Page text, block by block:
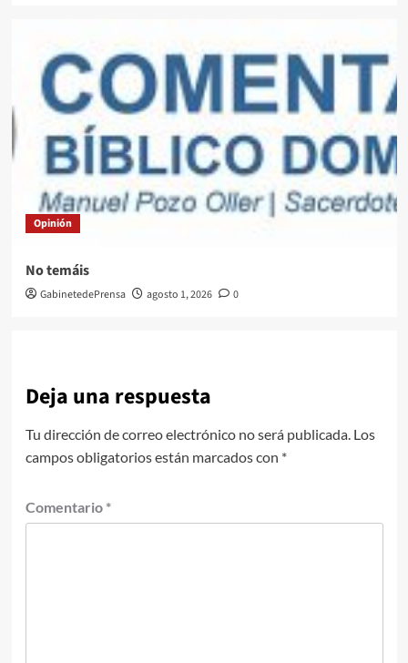
Opinión
No temáis
GabinetedePrensa agosto 1, 2026 0
Deja una respuesta
Tu dirección de correo electrónico no será publicada. Los
campos obligatorios están marcados con *
Comentario *